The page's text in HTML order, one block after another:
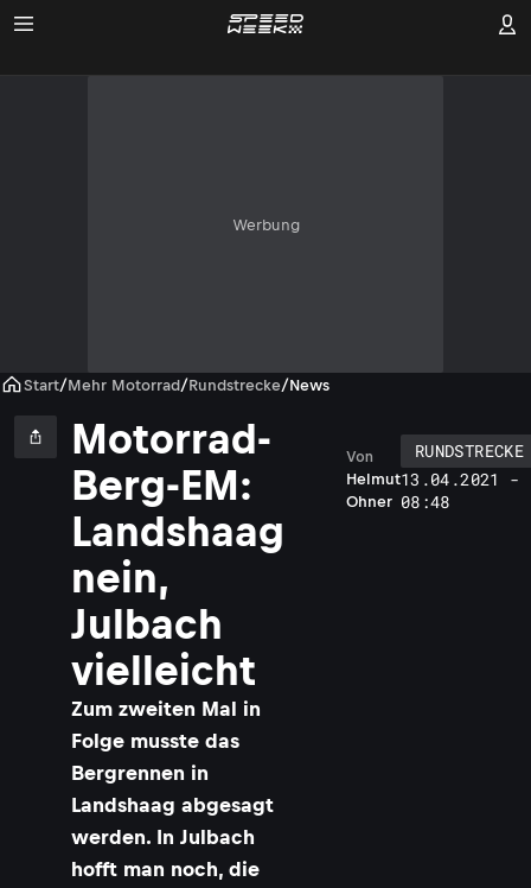
Werbung
Start/Mehr Motorrad/Rundstrecke/News
Motorrad-
Berg-EM:
Landshaag
nein,
Julbach
vielleicht
Zum zweiten Mal in
Folge musste das
Bergrennen in
Landshaag abgesagt
werden. In Julbach
hofft man noch, die
Helmut
Ohner
Von
RUNDSTRECKE
13.04.2021 -
08:48